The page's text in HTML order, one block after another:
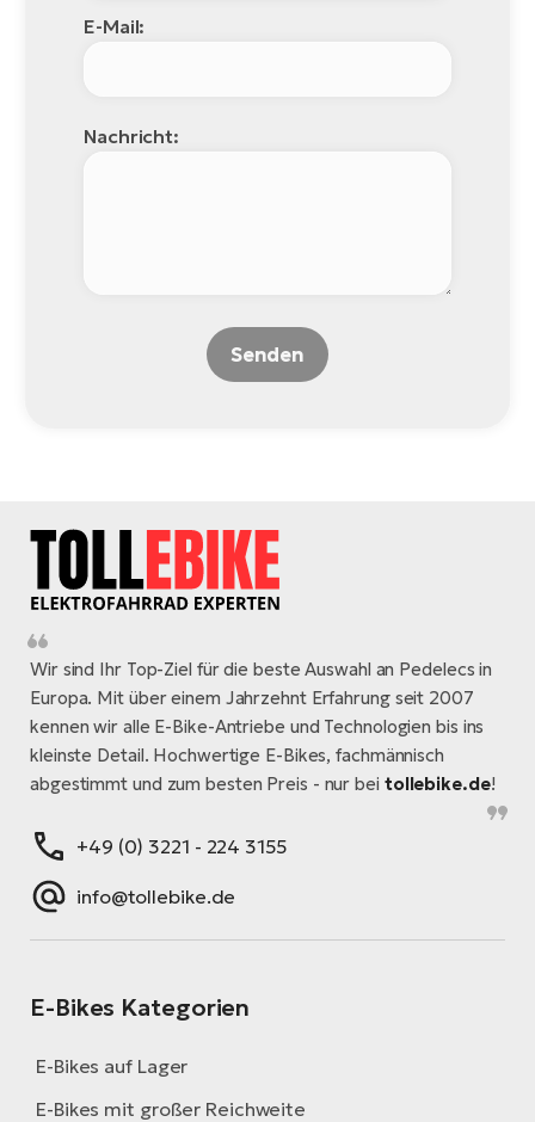
E-Mail:
Nachricht:
Senden
Wir sind Ihr Top-Ziel für die beste Auswahl an Pedelecs in
Europa. Mit über einem Jahrzehnt Erfahrung seit 2007
kennen wir alle E-Bike-Antriebe und Technologien bis ins
kleinste Detail. Hochwertige E-Bikes, fachmännisch
abgestimmt und zum besten Preis - nur bei tollebike.de!
+49 (0) 3221 - 224 3155
info@tollebike.de
E-Bikes Kategorien
E-Bikes auf Lager
E-Bikes mit großer Reichweite